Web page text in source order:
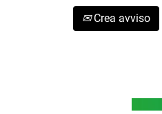
Crea avviso